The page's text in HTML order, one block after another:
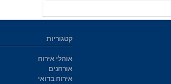
קטגוריות
אוהלי אירוח
אורחנים
אירוח בדואי